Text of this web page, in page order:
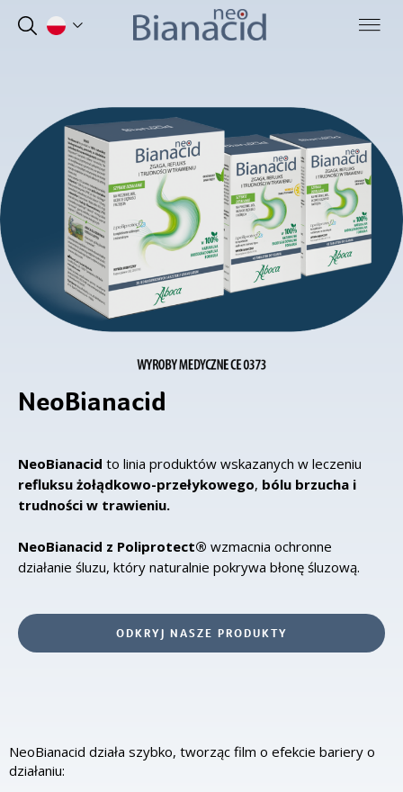
NeoBianacid
NeoBianacid to linia produktów wskazanych w leczeniu
refluksu żołądkowo-przełykowego, bólu brzucha i
trudności w trawieniu.
NeoBianacid z Poliprotect® wzmacnia ochronne
działanie śluzu, który naturalnie pokrywa błonę śluzową.
ODKRYJ NASZE PRODUKTY
NeoBianacid działa szybko, tworząc film o efekcie bariery o
działaniu: